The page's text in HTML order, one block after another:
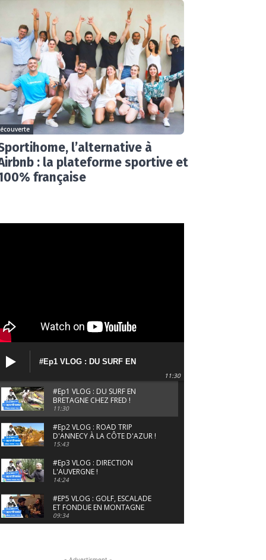
l’alternative à
: la plateforme sportive et
française
#Ep1 VLOG : DU SURF EN
11:30
#Ep1 VLOG : DU SURF EN
BRETAGNE CHEZ FRED !
11:30
#Ep2 VLOG : ROAD TRIP
D'ANNECY À LA CÔTE D'AZUR !
15:43
#Ep3 VLOG : DIRECTION
L'AUVERGNE !
14:24
#EP5 VLOG : GOLF, ESCALADE
ET FONDUE EN MONTAGNE
09:34